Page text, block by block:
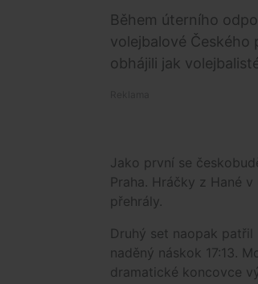
Během úterního
volejbalové
obhájili jak
Jako první se
Praha. Hráčky z Hané
přehrály.
Druhý set naopak
naděný náskok 17:13.
dramatické koncovce